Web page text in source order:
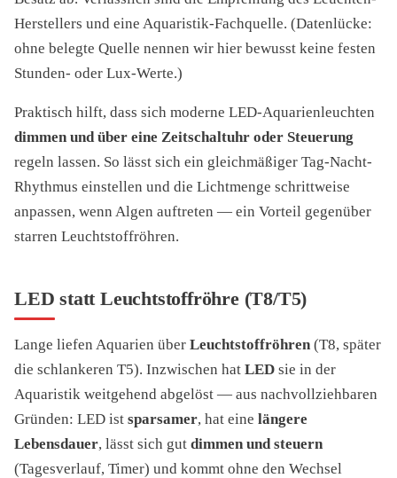
Herstellers und eine Aquaristik-Fachquelle. (Datenlücke:
ohne belegte Quelle nennen wir hier bewusst keine festen
Stunden- oder Lux-Werte.)
Praktisch hilft, dass sich moderne LED-Aquarienleuchten
dimmen und über eine Zeitschaltuhr oder Steuerung
regeln lassen. So lässt sich ein gleichmäßiger Tag-Nacht-
Rhythmus einstellen und die Lichtmenge schrittweise
anpassen, wenn Algen auftreten — ein Vorteil gegenüber
starren Leuchtstoffröhren.
LED statt Leuchtstoffröhre (T8/T5)
Lange liefen Aquarien über Leuchtstoffröhren (T8, später
die schlankeren T5). Inzwischen hat LED sie in der
Aquaristik weitgehend abgelöst — aus nachvollziehbaren
Gründen: LED ist sparsamer, hat eine längere
Lebensdauer, lässt sich gut dimmen und steuern
(Tagesverlauf, Timer) und kommt ohne den Wechsel